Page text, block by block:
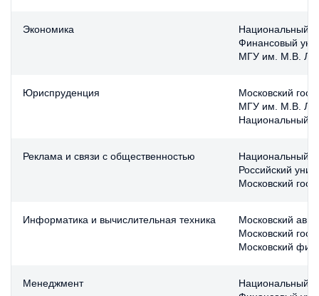
Экономика
Национальный
Финансовый
МГУ им. М.В.
Юриспруденция
Московский
МГУ им. М.В.
Национальный
Реклама и связи с общественностью
Национальный
Российский
Московский
Информатика и вычислительная техника
Московский
Московский
Московский
Менеджмент
Национальный